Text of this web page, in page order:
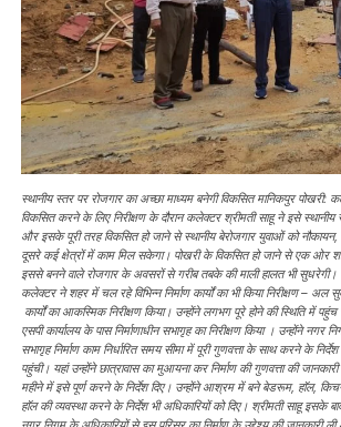
स्थानीय स्तर पर रोजगार का अच्छा माध्यम बनेगी विकसित मानिकपुर पोखरी:
विकसित करने के लिए निरीक्षण के दौरान कलेक्टर श्रीमती साहू ने इसे
और इसके पूरी तरह विकसित हो जाने से स्थानीय बेरोजगार युवाओं को नौकायन,
दूसरे कई क्षेत्रों में काम मिल सकेगा। पोखरी के विकसित हो जाने से एक ओर
इससे बनने वाले रोजगार के अवसरों से गरीब तबके की माली हालत भी सुधरेगी।
कलेक्टर ने शहर में चल रहे विभिन्न निर्माण कार्यों का भी किया निरीक्षण –
कार्यों का आकस्मिक निरीक्षण किया। उन्होंने लगभग पूरे होने की स्थिति में
एसपी कार्यालय के पास निर्माणाधीन सभागृह का निरीक्षण किया । उन्होंने
सभागृह निर्माण काम निर्धारित समय सीमा में पूरी गुणवत्ता के साथ करने के
पहुंची। यहां उन्होंने छात्रावास का मुआयना कर निर्माण की गुणवत्ता की
महीने में इसे पूर्ण करने के निर्देश दिए। उन्होंने आश्रम में बने बेडरूम, हाॅल,
हाॅल की व्यवस्था करने के निर्देश भी अधिकारियों को दिए। श्रीमती साहू इसके